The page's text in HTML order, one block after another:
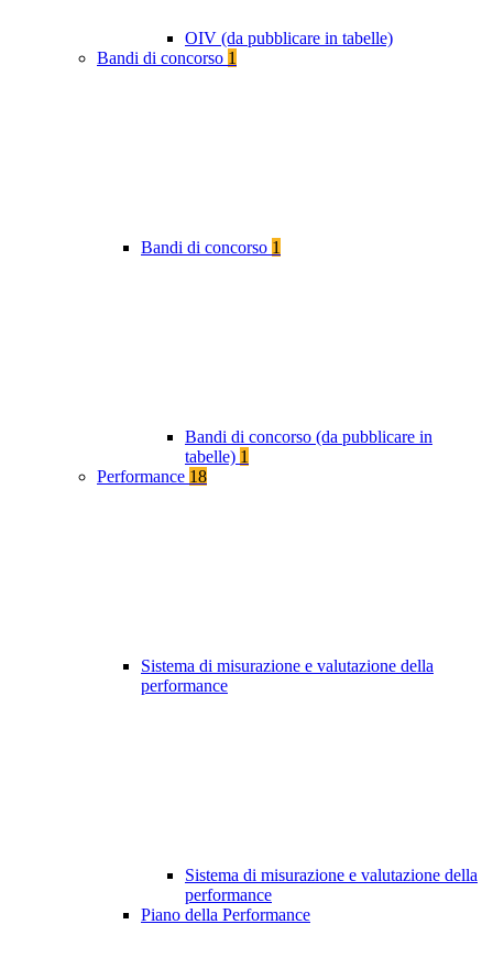
OIV (da pubblicare in tabelle)
Bandi di concorso 1
Bandi di concorso 1
Bandi di concorso (da pubblicare in
tabelle) 1
Performance 18
Sistema di misurazione e valutazione della
performance
Sistema di misurazione e valutazione della
performance
Piano della Performance